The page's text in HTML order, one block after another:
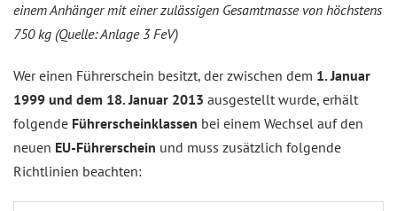
einem Anhänger mit einer zulässigen Gesamtmasse von höchstens
750 kg (Quelle: Anlage 3 FeV)
Wer einen Führerschein besitzt, der zwischen dem 1. Januar
1999 und dem 18. Januar 2013 ausgestellt wurde, erhält
folgende Führerscheinklassen bei einem Wechsel auf den
neuen EU-Führerschein und muss zusätzlich folgende
Richtlinien beachten: